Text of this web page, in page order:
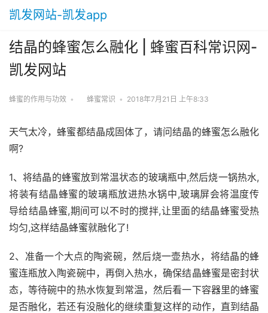
凯发网站-凯发app
结晶的蜂蜜怎么融化 | 蜂蜜百科常识网-
凯发网站
蜂蜜的作用与功效 • 蜂蜜常识 • 2018年7月21日 上午8:33
天气太冷，蜂蜜都结晶成固体了，请问结晶的蜂蜜怎么融化
啊?
1、将结晶的蜂蜜放到常温状态的玻璃瓶中,然后烧一锅热水,
将装有结晶蜂蜜的玻璃瓶放进热水锅中,玻璃屏会将温度传
导给结晶蜂蜜,期间可以不时的搅拌,让里面的结晶蜂蜜受热
均匀,这样结晶蜂蜜就融化了!
2、准备一个大点的陶瓷碗，然后烧一壶热水，将结晶的蜂
蜜连瓶放入陶瓷碗中，再倒入热水，确保结晶蜂蜜是密封状
态，等待碗中的热水恢复到常温，然后看一下容器里的蜂蜜
是否融化，若还有没融化的继续重复这样的动作，直到结晶